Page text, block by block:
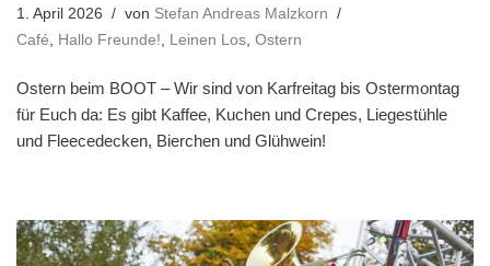
1. April 2026 von Stefan Andreas Malzkorn
Café, Hallo Freunde!, Leinen Los, Ostern
Ostern beim BOOT – Wir sind von Karfreitag bis Ostermontag
für Euch da: Es gibt Kaffee, Kuchen und Crepes, Liegestühle
und Fleecedecken, Bierchen und Glühwein!